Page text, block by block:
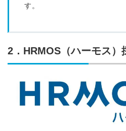
す。
2．HRMOS（ハーモス）